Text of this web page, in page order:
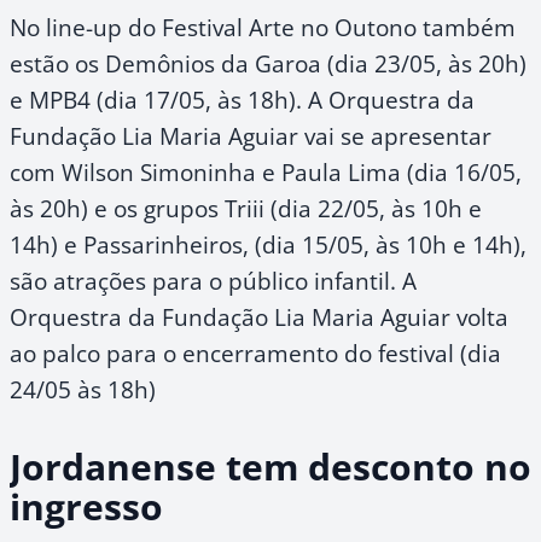
No line-up do Festival Arte no Outono também
estão os Demônios da Garoa (dia 23/05, às 20h)
e MPB4 (dia 17/05, às 18h). A Orquestra da
Fundação Lia Maria Aguiar vai se apresentar
com Wilson Simoninha e Paula Lima (dia 16/05,
às 20h) e os grupos Triii (dia 22/05, às 10h e
14h) e Passarinheiros, (dia 15/05, às 10h e 14h),
são atrações para o público infantil. A
Orquestra da Fundação Lia Maria Aguiar volta
ao palco para o encerramento do festival (dia
24/05 às 18h)
Jordanense tem desconto no
ingresso